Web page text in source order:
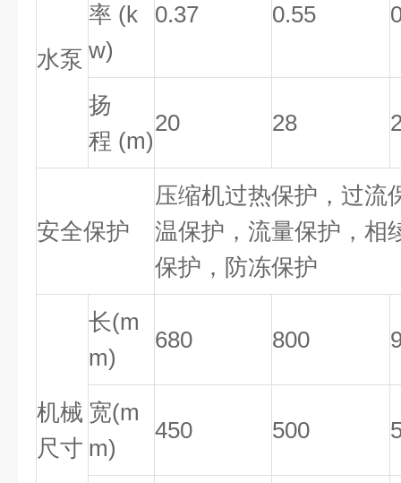
水泵
率 (k
w)
0.37 0.55
扬
程 (m)
20 28
安全保护
压缩机过热保护，过流
温保护，流量保护，相
保护，防冻保护
机械
尺寸
长(m
m)
680 800
宽(m
m)
450 500